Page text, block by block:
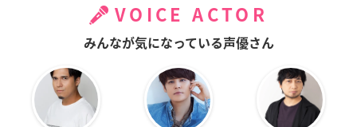
VOICE ACTOR
みんなが気になっている声優さん